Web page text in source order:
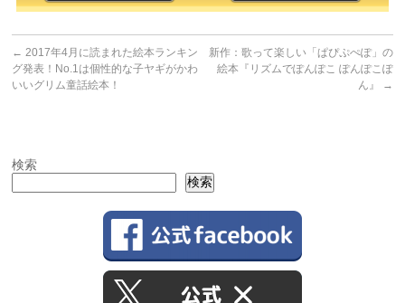
← 2017年4月に読まれた絵本ランキン
グ発表！No.1は個性的な子ヤギがかわ
いいグリム童話絵本！
新作：歌って楽しい「ぱぴぷぺぽ」の
絵本『リズムでぽんぽこ ぽんぽこぽ
ん』
→
検索
検索